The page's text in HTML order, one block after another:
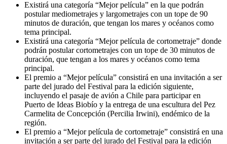
Existirá una categoría “Mejor película” en la que podrán
postular mediometrajes y largometrajes con un tope de 90
minutos de duración, que tengan los mares y océanos como
tema principal.
Existirá una categoría “Mejor película de cortometraje” donde
podrán postular cortometrajes con un tope de 30 minutos de
duración, que tengan a los mares y océanos como tema
principal.
El premio a “Mejor película” consistirá en una invitación a ser
parte del jurado del Festival para la edición siguiente,
incluyendo el pasaje de avión a Chile para participar en
Puerto de Ideas Biobío y la entrega de una escultura del Pez
Carmelita de Concepción (Percilia Irwini), endémico de la
región.
El premio a “Mejor película de cortometraje” consistirá en una
invitación a ser parte del jurado del Festival para la edición